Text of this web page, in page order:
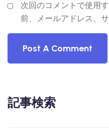
次回のコメントで使用
前、メールアドレス、
記事検索